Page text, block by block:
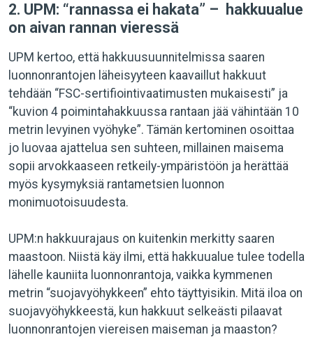
2. UPM: “rannassa ei hakata” – hakkuualue
on aivan rannan vieressä
UPM kertoo, että hakkuusuunnitelmissa saaren
luonnonrantojen läheisyyteen kaavaillut hakkuut
tehdään “FSC-sertifiointivaatimusten mukaisesti” ja
“kuvion 4 poimintahakkuussa rantaan jää vähintään 10
metrin levyinen vyöhyke”. Tämän kertominen osoittaa
jo luovaa ajattelua sen suhteen, millainen maisema
sopii arvokkaaseen retkeily-ympäristöön ja herättää
myös kysymyksiä rantametsien luonnon
monimuotoisuudesta.
UPM:n hakkuurajaus on kuitenkin merkitty saaren
maastoon. Niistä käy ilmi, että hakkuualue tulee todella
lähelle kauniita luonnonrantoja, vaikka kymmenen
metrin “suojavyöhykkeen” ehto täyttyisikin. Mitä iloa on
suojavyöhykkeestä, kun hakkuut selkeästi pilaavat
luonnonrantojen viereisen maiseman ja maaston?